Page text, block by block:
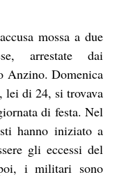
mossa a due
arrestate dai
Anzino. Domenica
lei di 24, si trovava
di festa. Nel
hanno iniziato a
gli eccessi del
i militari sono